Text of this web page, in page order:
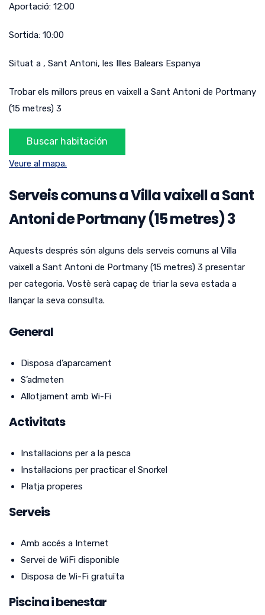
Aportació: 12:00
Sortida: 10:00
Situat a , Sant Antoni, les Illes Balears Espanya
Trobar els millors preus en vaixell a Sant Antoni de Portmany
(15 metres) 3
Veure al mapa.
Serveis comuns a Villa vaixell a Sant
Antoni de Portmany (15 metres) 3
Aquests després són alguns dels serveis comuns al Villa
vaixell a Sant Antoni de Portmany (15 metres) 3 presentar
per categoria. Vostè serà capaç de triar la seva estada a
llançar la seva consulta.
General
Disposa d’aparcament
S’admeten
Allotjament amb Wi-Fi
Activitats
Instal·lacions per a la pesca
Instal·lacions per practicar el Snorkel
Platja properes
Serveis
Amb accés a Internet
Servei de WiFi disponible
Disposa de Wi-Fi gratuïta
Piscina i benestar